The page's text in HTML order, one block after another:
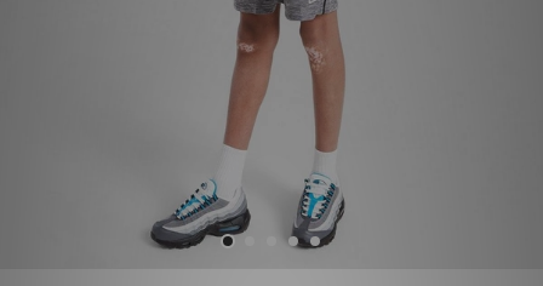
Asiakaspalvelu ja tietoa